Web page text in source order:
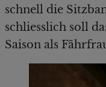
schnell die
schliesslich soll
Saison als